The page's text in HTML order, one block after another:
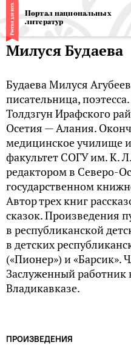
Портал национальных
литератур
Милуся Будаева
Будаева Милуся
писательница,
Толдзгун Ирафского
Осетия — Алания.
медицинское училище
факультет СОГУ им. К.
редактором в Северо-
государственном
Автор трех книг
сказок. Произведения
в республиканской
в детских
(«Пионер») и «Барсик».
Заслуженный
Владикавказе.
ПРОИЗВЕДЕНИЯ